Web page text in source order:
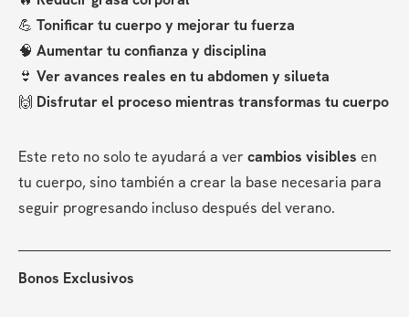
💪 Tonificar tu cuerpo y mejorar tu fuerza
🧠 Aumentar tu confianza y disciplina
👙 Ver avances reales en tu abdomen y silueta
🙌 Disfrutar el proceso mientras transformas tu cuerpo
Este reto no solo te ayudará a ver cambios visibles en
tu cuerpo, sino también a crear la base necesaria para
seguir progresando incluso después del verano.
Bonos Exclusivos